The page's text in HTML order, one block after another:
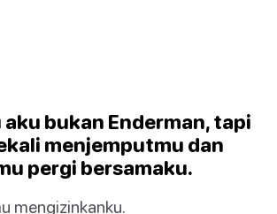
aku bukan Enderman, tapi
menjemputmu dan
pergi bersamaku.
mengizinkanku.